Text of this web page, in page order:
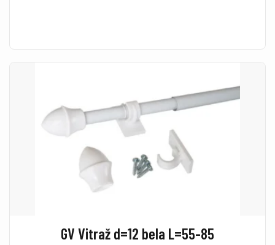
GV Vitraž d=12 bela L=55-85